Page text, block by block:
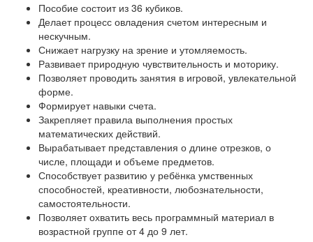
Пособие состоит из 36 кубиков.
Делает процесс овладения счетом интересным и
нескучным.
Снижает нагрузку на зрение и утомляемость.
Развивает природную чувствительность и моторику.
Позволяет проводить занятия в игровой, увлекательной
форме.
Формирует навыки счета.
Закрепляет правила выполнения простых
математических действий.
Вырабатывает представления о длине отрезков, о
числе, площади и объеме предметов.
Способствует развитию у ребёнка умственных
способностей, креативности, любознательности,
самостоятельности.
Позволяет охватить весь программный материал в
возрастной группе от 4 до 9 лет.